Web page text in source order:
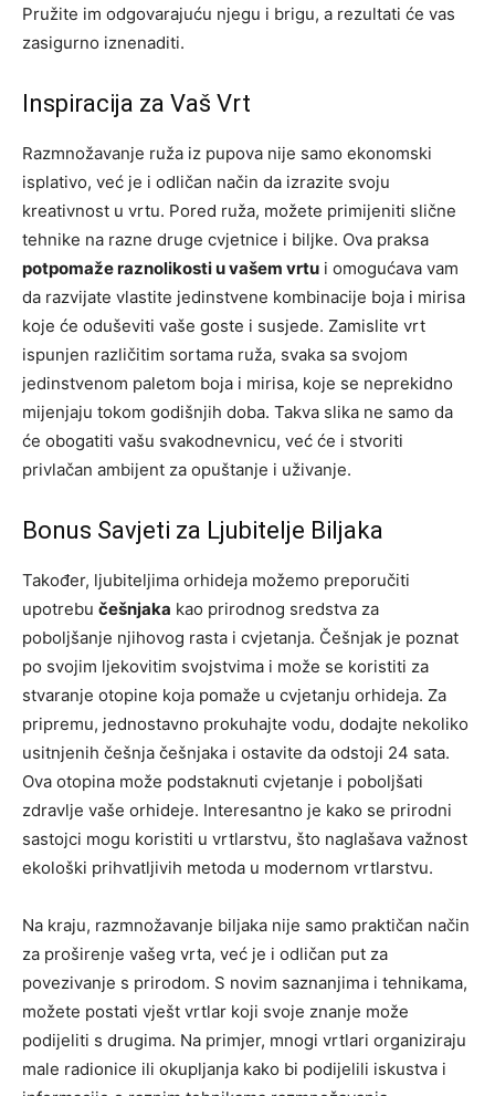
Pružite im odgovarajuću njegu i brigu, a rezultati će vas
zasigurno iznenaditi.
Inspiracija za Vaš Vrt
Razmnožavanje ruža iz pupova nije samo ekonomski
isplativo, već je i odličan način da izrazite svoju
kreativnost u vrtu. Pored ruža, možete primijeniti slične
tehnike na razne druge cvjetnice i biljke. Ova praksa
potpomaže raznolikosti u vašem vrtu i omogućava vam
da razvijate vlastite jedinstvene kombinacije boja i mirisa
koje će oduševiti vaše goste i susjede. Zamislite vrt
ispunjen različitim sortama ruža, svaka sa svojom
jedinstvenom paletom boja i mirisa, koje se neprekidno
mijenjaju tokom godišnjih doba. Takva slika ne samo da
će obogatiti vašu svakodnevnicu, već će i stvoriti
privlačan ambijent za opuštanje i uživanje.
Bonus Savjeti za Ljubitelje Biljaka
Također, ljubiteljima orhideja možemo preporučiti
upotrebu češnjaka kao prirodnog sredstva za
poboljšanje njihovog rasta i cvjetanja. Češnjak je poznat
po svojim ljekovitim svojstvima i može se koristiti za
stvaranje otopine koja pomaže u cvjetanju orhideja. Za
pripremu, jednostavno prokuhajte vodu, dodajte nekoliko
usitnjenih češnja češnjaka i ostavite da odstoji 24 sata.
Ova otopina može podstaknuti cvjetanje i poboljšati
zdravlje vaše orhideje. Interesantno je kako se prirodni
sastojci mogu koristiti u vrtlarstvu, što naglašava važnost
ekološki prihvatljivih metoda u modernom vrtlarstvu.
Na kraju, razmnožavanje biljaka nije samo praktičan način
za proširenje vašeg vrta, već je i odličan put za
povezivanje s prirodom. S novim saznanjima i tehnikama,
možete postati vješt vrtlar koji svoje znanje može
podijeliti s drugima. Na primjer, mnogi vrtlari organiziraju
male radionice ili okupljanja kako bi podijelili iskustva i